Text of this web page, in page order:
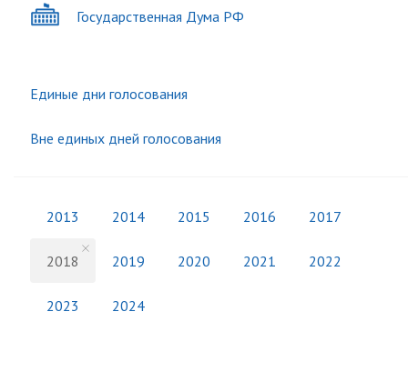
Государственная Дума РФ
Единые дни голосования
Вне единых дней голосования
2013 2014 2015 2016 2017
2018 2019 2020 2021 2022
2023 2024